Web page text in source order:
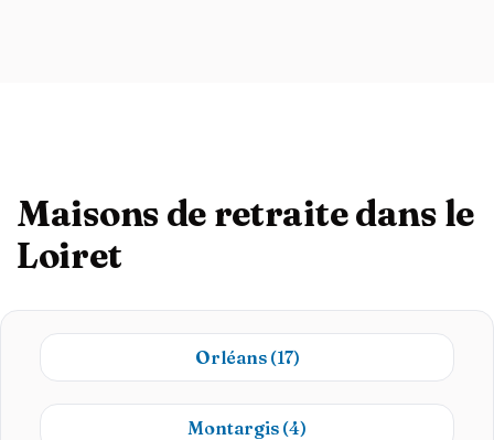
Maisons de retraite dans le
Loiret
Orléans (17)
Montargis (4)